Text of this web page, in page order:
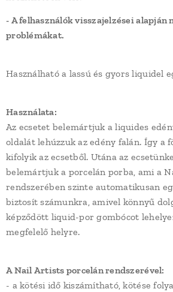
- A felhasználók visszajelzései alapján
problémákat.
Használható a lassú és gyors liquidel
Használata:
Az ecsetet belemártjuk a liquides
oldalát lehúzzuk az edény falán. Így a
kifolyik az ecsetből. Utána az
belemártjuk a porcelán porba, ami a
rendszerében szinte automatikusan
biztosít számunkra, amivel könnyű
képződött liquid-por gombócot
megfelelő helyre.
A Nail Artists porcelán rendszerével:
- a kötési idő kiszámítható, kötése